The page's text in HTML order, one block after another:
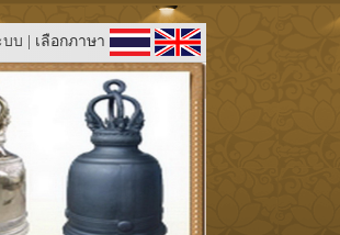
บบ | เลือกภาษา